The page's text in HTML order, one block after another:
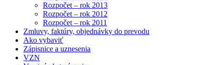
Rozpočet – rok 2013
Rozpočet – rok 2012
Rozpočet – rok 2011
Zmluvy, faktúry, objednávky do prevodu
Ako vybaviť
Zápisnice a uznesenia
VZN